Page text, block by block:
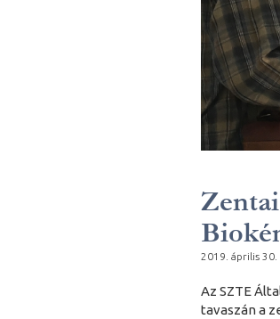
2019. április 30.
Az SZTE
tavaszán a